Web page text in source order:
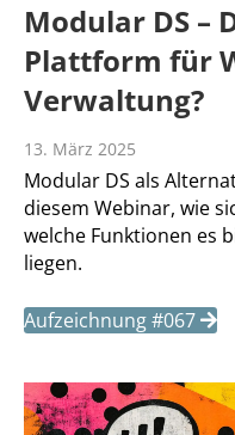
Modular DS –
Plattform für
Verwaltung?
13. März 2025
Modular DS als
diesem Webinar, wie
welche Funktionen es
liegen.
Aufzeichnung #067